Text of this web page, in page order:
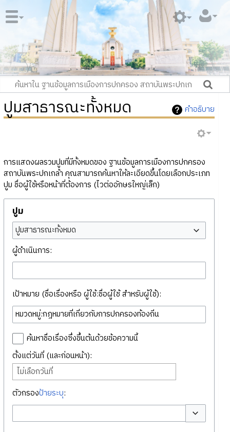
คำอธิบาย
ปูมสาธารณะทั้งหมด
การแสดงผลรวมปูมที่มีทั้งหมดของ ฐานข้อมูลการเมืองการปกครอง
สถาบันพระปกเกล้า คุณสามารถค้นหาให้ละเอียดขึ้นโดยเลือกประเภท
ปูม ชื่อผู้ใช้หรือหน้าที่ต้องการ (ไวต่ออักษรใหญ่เล็ก)
ปูม
ปูมสาธารณะทั้งหมด
ผู้ดำเนินการ:
เป้าหมาย (ชื่อเรื่องหรือ ผู้ใช้:ชื่อผู้ใช้ สำหรับผู้ใช้):
ค้นหาชื่อเรื่องซึ่งขึ้นต้นด้วยข้อความนี้
ตั้งแต่วันที่ (และก่อนหน้า):
ไม่เลือกวันที่
ตัวกรองป้ายระบุ:
สลับตัวเลือก